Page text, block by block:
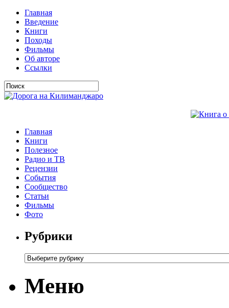
Главная
Введение
Книги
Походы
Фильмы
Об авторе
Ссылки
Главная
Книги
Полезное
Радио и ТВ
Рецензии
События
Сообщество
Статьи
Фильмы
Фото
Рубрики
Меню